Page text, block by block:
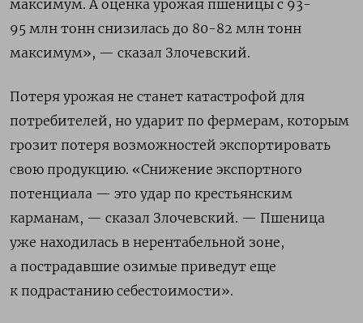
максимум. А оценка урожая пшеницы с 93-
95 млн тонн снизилась до 80-82 млн тонн
максимум», — сказал Злочевский.
Потеря урожая не станет катастрофой для
потребителей, но ударит по фермерам, которым
грозит потеря возможностей экспортировать
свою продукцию. «Снижение экспортного
потенциала — это удар по крестьянским
карманам, — сказал Злочевский. — Пшеница
уже находилась в нерентабельной зоне,
а пострадавшие озимые приведут еще
к подрастанию себестоимости».